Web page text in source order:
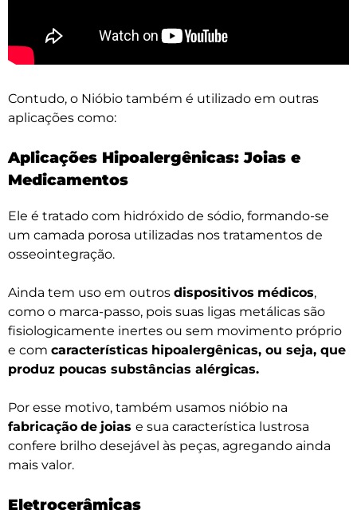
Contudo, o Nióbio também é utilizado em outras
aplicações como:
Aplicações Hipoalergênicas: Joias e
Medicamentos
Ele é tratado com hidróxido de sódio, formando-se
um camada porosa utilizadas nos tratamentos de
osseointegração.
Ainda tem uso em outros dispositivos médicos,
como o marca-passo, pois suas ligas metálicas são
fisiologicamente inertes ou sem movimento próprio
e com características hipoalergênicas, ou seja, que
produz poucas substâncias alérgicas.
Por esse motivo, também usamos nióbio na
fabricação de joias e sua característica lustrosa
confere brilho desejável às peças, agregando ainda
mais valor.
Eletrocerâmicas